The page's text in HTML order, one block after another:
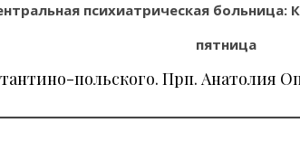
психиатрическая больница:
пятница
польского. Прп.